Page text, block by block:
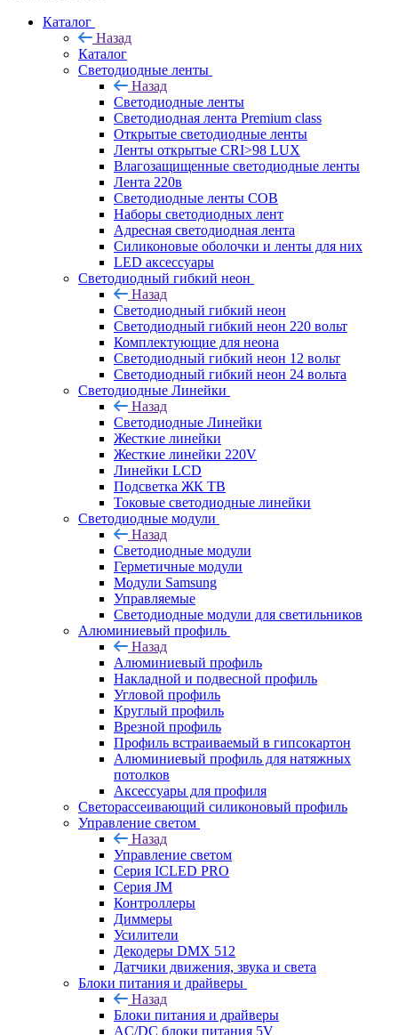
Каталог
Назад
Каталог
Светодиодные ленты
Назад
Светодиодные ленты
Светодиодная лента Premium class
Открытые светодиодные ленты
Ленты открытые CRI>98 LUX
Влагозащищенные светодиодные ленты
Лента 220в
Светодиодные ленты COB
Наборы светодиодных лент
Адресная светодиодная лента
Силиконовые оболочки и ленты для них
LED аксессуары
Светодиодный гибкий неон
Назад
Светодиодный гибкий неон
Светодиодный гибкий неон 220 вольт
Комплектующие для неона
Светодиодный гибкий неон 12 вольт
Светодиодный гибкий неон 24 вольта
Светодиодные Линейки
Назад
Светодиодные Линейки
Жесткие линейки
Жесткие линейки 220V
Линейки LCD
Подсветка ЖК ТВ
Токовые светодиодные линейки
Светодиодные модули
Назад
Светодиодные модули
Герметичные модули
Модули Samsung
Управляемые
Светодиодные модули для светильников
Алюминиевый профиль
Назад
Алюминиевый профиль
Накладной и подвесной профиль
Угловой профиль
Круглый профиль
Врезной профиль
Профиль встраиваемый в гипсокартон
Алюминиевый профиль для натяжных
потолков
Аксессуары для профиля
Светорассеивающий силиконовый профиль
Управление светом
Назад
Управление светом
Серия ICLED PRO
Серия JM
Контроллеры
Диммеры
Усилители
Декодеры DMX 512
Датчики движения, звука и света
Блоки питания и драйверы
Назад
Блоки питания и драйверы
AC/DC блоки питания 5V